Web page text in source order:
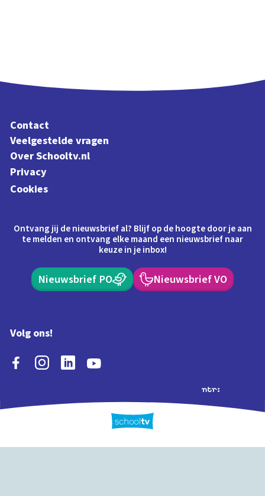
Contact
Veelgestelde vragen
Over Schooltv.nl
Privacy
Cookies
Ontvang jij de nieuwsbrief al? Blijf op de hoogte door je aan
te melden en ontvang elke maand een nieuwsbrief naar
keuze in je inbox!
Nieuwsbrief PO Nieuwsbrief VO
Volg ons!